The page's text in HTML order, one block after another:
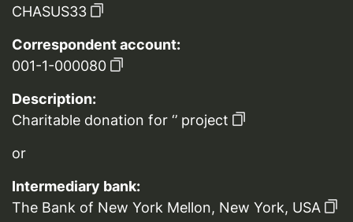
CHASUS33
Correspondent account:
001-1-000080
Description:
Charitable donation for ‘’ project
or
Intermediary bank:
The Bank of New York Mellon, New York, USA